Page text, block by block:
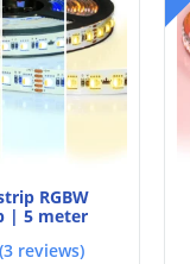
RGBW
| 5 meter
(3 reviews)